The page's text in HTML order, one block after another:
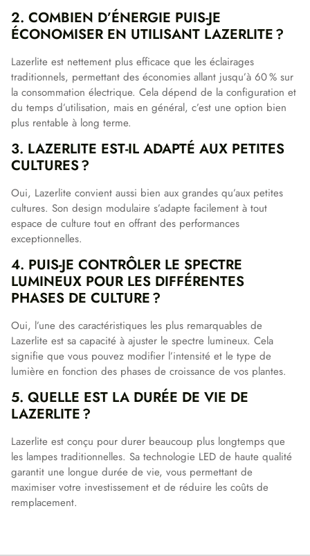
2. COMBIEN D’ÉNERGIE PUIS-JE
ÉCONOMISER EN UTILISANT LAZERLITE ?
Lazerlite est nettement plus efficace que les éclairages
traditionnels, permettant des économies allant jusqu’à 60 % sur
la consommation électrique. Cela dépend de la configuration et
du temps d’utilisation, mais en général, c’est une option bien
plus rentable à long terme.
3. LAZERLITE EST-IL ADAPTÉ AUX PETITES
CULTURES ?
Oui, Lazerlite convient aussi bien aux grandes qu’aux petites
cultures. Son design modulaire s’adapte facilement à tout
espace de culture tout en offrant des performances
exceptionnelles.
4. PUIS-JE CONTRÔLER LE SPECTRE
LUMINEUX POUR LES DIFFÉRENTES
PHASES DE CULTURE ?
Oui, l’une des caractéristiques les plus remarquables de
Lazerlite est sa capacité à ajuster le spectre lumineux. Cela
signifie que vous pouvez modifier l’intensité et le type de
lumière en fonction des phases de croissance de vos plantes.
5. QUELLE EST LA DURÉE DE VIE DE
LAZERLITE ?
Lazerlite est conçu pour durer beaucoup plus longtemps que
les lampes traditionnelles. Sa technologie LED de haute qualité
garantit une longue durée de vie, vous permettant de
maximiser votre investissement et de réduire les coûts de
remplacement.